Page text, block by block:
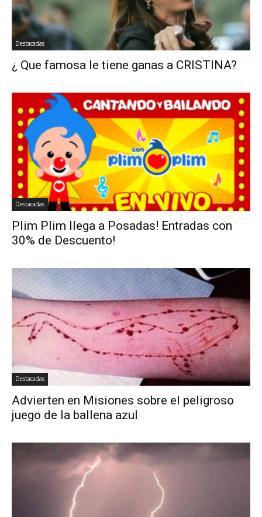
Destacadas
¿ Que famosa le tiene ganas a CRISTINA?
Destacadas
Plim Plim llega a Posadas! Entradas con
30% de Descuento!
Destacadas
Advierten en Misiones sobre el peligroso
juego de la ballena azul